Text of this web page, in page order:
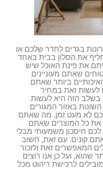
בגדים לחדר שלכם או
את הסלון בבית באחד
את פינת האוכל שיש
שאתם מעוניינים
ביותר שאתם
לעשות זאת במחיר
הזה היא לעשות
השונות באזור המגורים
לא מעט זמן. מה שאתם
את כל המוצרים שאתם
חיסכון משמעותי מבלי
קונים. עם זאת, חשוב
המאפשרים זאת ולזכור
שהוא, ועל כן אנו רוצים
לרכישת ריהוט מכל